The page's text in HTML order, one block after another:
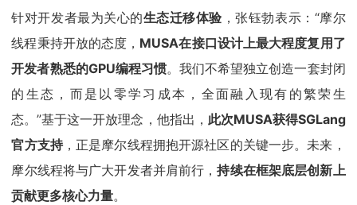
针对开发者最为关心的生态迁移体验 ，张钰勃表示：“摩尔
线程秉持开放的态度， MUSA在接口设计上最大程度复用了
开发者熟悉的GPU编程习惯。我们不希望独立创造一套封闭
的生态，而是以零学习成本，全面融入现有的繁荣生
态。”基于这一开放理念，他指出， 此次MUSA获得SGLang
官方支持，正是摩尔线程拥抱开源社区的关键一步。未来，
摩尔线程将与广大开发者并肩前行，持续在框架底层创新上
贡献更多核心力量。